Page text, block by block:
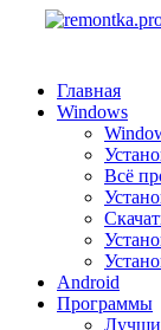
Главная
Windows
Всё
Android
Программы